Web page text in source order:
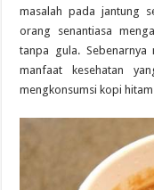
masalahpada jantung
orang senantiasa
tanpa gula.
manfaat kesehatan
mengkonsumsi kopi